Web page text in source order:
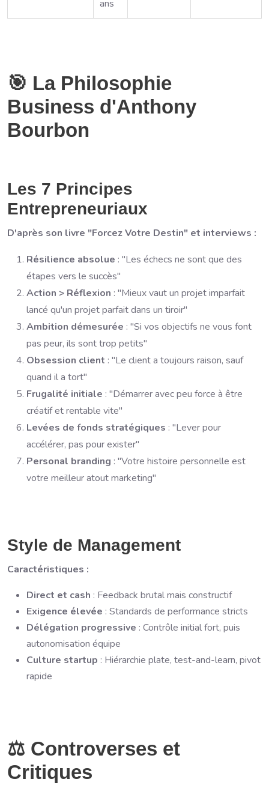
ans
🎯 La Philosophie
Business d'Anthony
Bourbon
Les 7 Principes
Entrepreneuriaux
D'après son livre "Forcez Votre Destin" et interviews :
Résilience absolue : "Les échecs ne sont que des
étapes vers le succès"
Action > Réflexion : "Mieux vaut un projet imparfait
lancé qu'un projet parfait dans un tiroir"
Ambition démesurée : "Si vos objectifs ne vous font
pas peur, ils sont trop petits"
Obsession client : "Le client a toujours raison, sauf
quand il a tort"
Frugalité initiale : "Démarrer avec peu force à être
créatif et rentable vite"
Levées de fonds stratégiques : "Lever pour
accélérer, pas pour exister"
Personal branding : "Votre histoire personnelle est
votre meilleur atout marketing"
Style de Management
Caractéristiques :
Direct et cash : Feedback brutal mais constructif
Exigence élevée : Standards de performance stricts
Délégation progressive : Contrôle initial fort, puis
autonomisation équipe
Culture startup : Hiérarchie plate, test-and-learn, pivot
rapide
⚖️ Controverses et
Critiques